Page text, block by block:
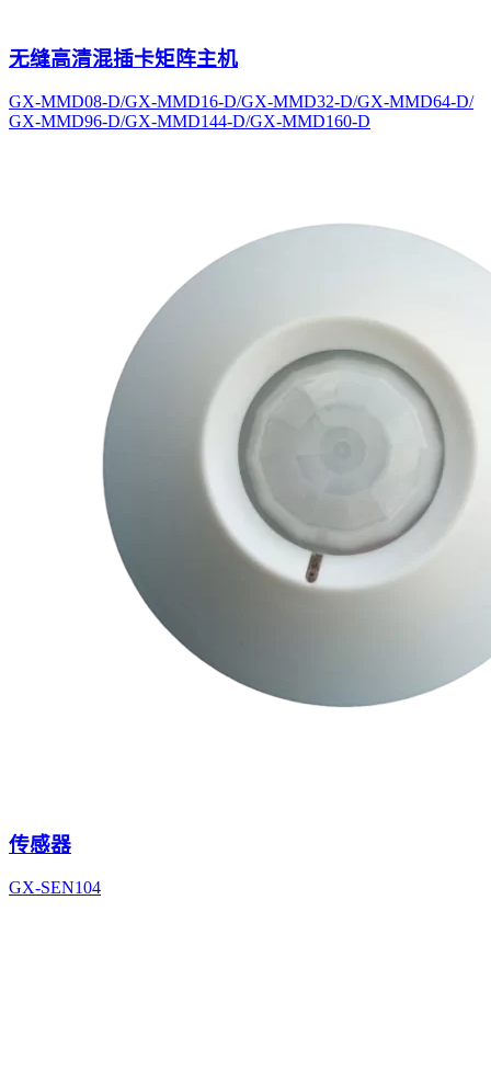
无缝高清混插卡矩阵主机
GX-MMD08-D/GX-MMD16-D/GX-MMD32-D/GX-MMD64-D/
GX-MMD96-D/GX-MMD144-D/GX-MMD160-D
传感器
GX-SEN104